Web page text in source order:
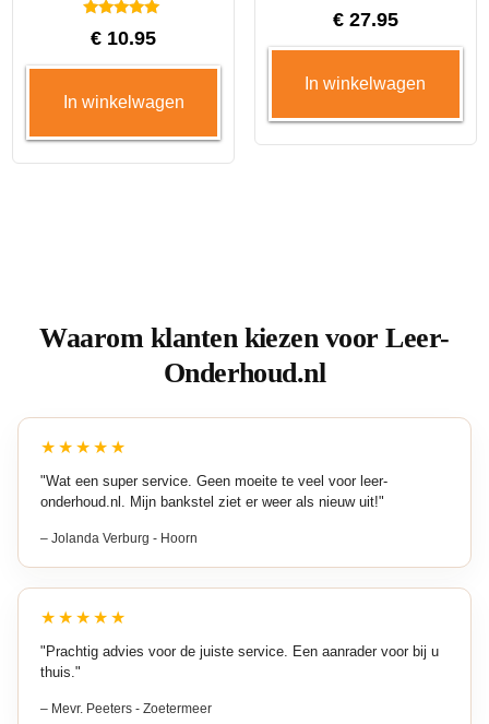
Gewaardeerd
5.00
€ 10.95
In winkelwagen
€27.95
In winkelwagen
Waarom klanten kiezen voor Leer-
Onderhoud.nl
★★★★★
"Wat een super service. Geen moeite te veel voor leer-
onderhoud.nl. Mijn bankstel ziet er weer als nieuw uit!"
– Jolanda Verburg - Hoorn
★★★★★
"Prachtig advies voor de juiste service. Een aanrader voor bij u
thuis."
– Mevr. Peeters - Zoetermeer